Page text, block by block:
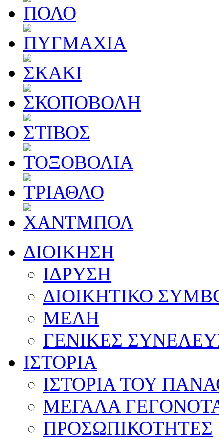
ΔΙΟΙΚΗΣΗ
ΙΔΡΥΣΗ
ΔΙΟΙΚΗΤΙΚΟ
ΜΕΛΗ
ΓΕΝΙΚΕΣ
ΙΣΤΟΡΙΑ
ΙΣΤΟΡΙΑ ΤΟΥ
ΜΕΓΑΛΑ
ΠΡΟΣΩΠΙΚΟΤΗΤΕΣ